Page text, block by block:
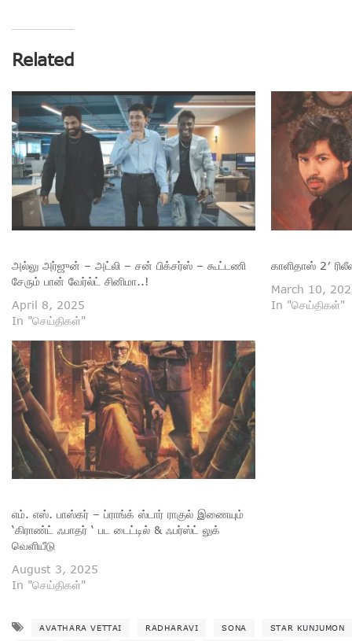
Related
அல்லு அர்ஜுன் – அட்லி – சன் பிக்சர்ஸ் – கூட்டணி
சேரும் பான் வேர்ல்ட் சினிமா..!
April 8, 2025
In "செய்திகள்"
காளிதாஸ் 2′
March 10,
In "செய்திகள்"
எம். எஸ். பாஸ்கர் – ப்ராங்க் ஸ்டார் ராகுல் இணையும்
‘கிராண்ட் ஃபாதர் ‘ பட டைட்டில் & ஃபர்ஸ்ட் லுக்
வெளியீடு
August 3, 2025
In "செய்திகள்"
AVATHARA VETTAI RADHARAVI SONA STAR KUNJUMON